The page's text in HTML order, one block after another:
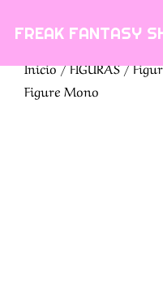
FREAK FANTASY
Inicio/FIGURAS/
Figure Mono